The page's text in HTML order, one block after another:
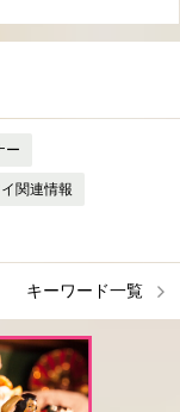
ー
関連情報
キーワード一覧